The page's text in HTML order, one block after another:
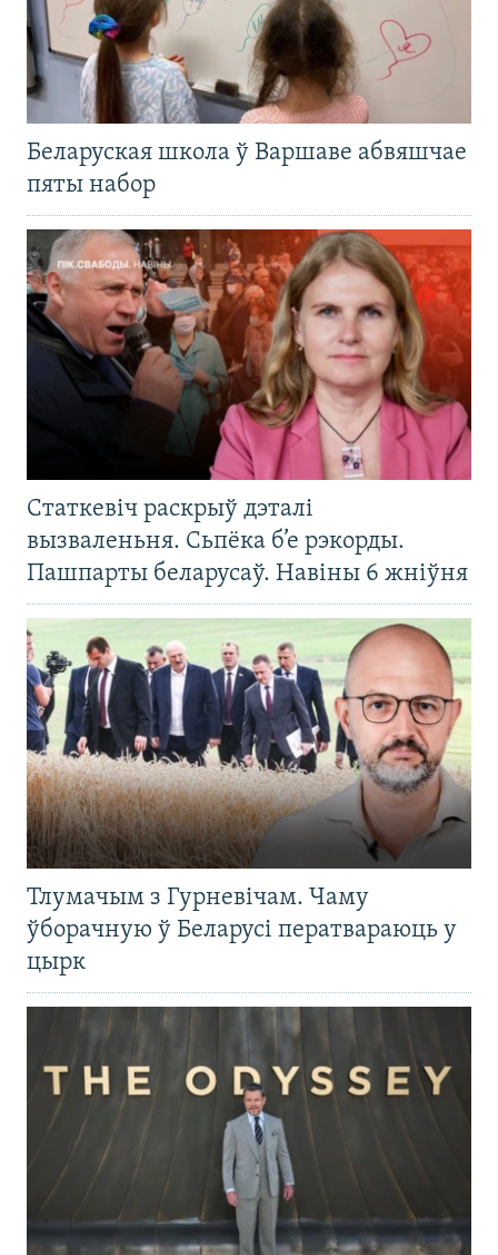
Беларуская школа ў Варшаве абвяшчае
пяты набор
Статкевіч раскрыў дэталі
вызваленьня. Сьпёка б’е рэкорды.
Пашпарты беларусаў. Навіны 6 жніўня
Тлумачым з Гурневічам. Чаму
ўборачную ў Беларусі ператвараюць у
цырк